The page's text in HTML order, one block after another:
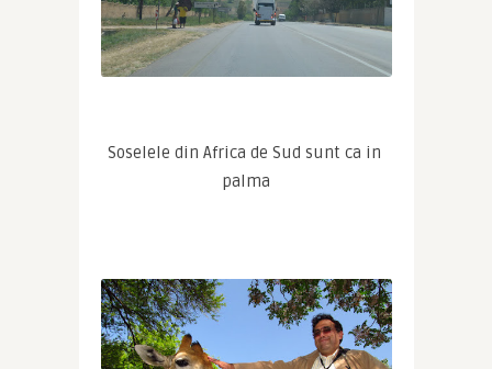
Soselele din Africa de Sud sunt ca in
palma